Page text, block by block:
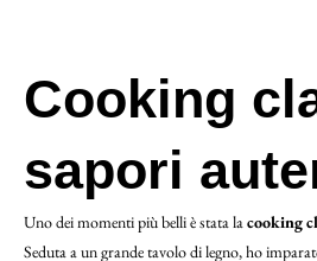
Cooking
sapori
Uno dei momenti più belli è stata lacooking
Seduta a un grande tavolo di legno, ho